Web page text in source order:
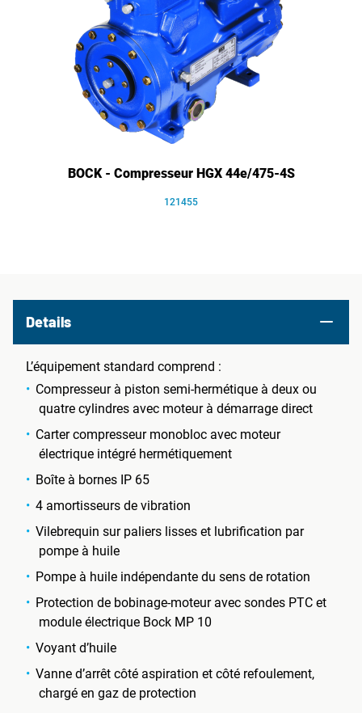
BOCK - Compresseur HGX 44e/475-4S
121455
Details
L’équipement standard comprend :
Compresseur à piston semi-hermétique à deux ou
quatre cylindres avec moteur à démarrage direct
Carter compresseur monobloc avec moteur
électrique intégré hermétiquement
Boîte à bornes IP 65
4 amortisseurs de vibration
Vilebrequin sur paliers lisses et lubrification par
pompe à huile
Pompe à huile indépendante du sens de rotation
Protection de bobinage-moteur avec sondes PTC et
module électrique Bock MP 10
Voyant d’huile
Vanne d’arrêt côté aspiration et côté refoulement,
chargé en gaz de protection